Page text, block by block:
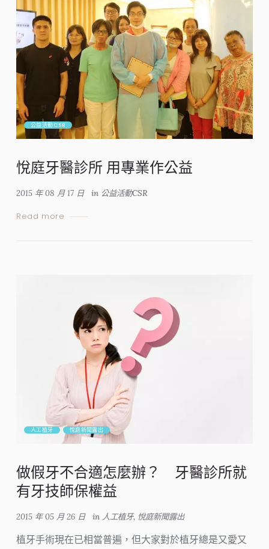
公益活動CSR
悅庭牙醫診所 用專業作公益
2015 年 08 月 17 日 in 公益活動CSR
Read more
人工植牙 悅庭新聞露出
做假牙不合適怎麼辦？ 牙醫診所就
有牙技師保權益
2015 年 05 月 26 日 in 人工植牙, 悅庭新聞露出
植牙手術現在已相當普遍，但大家對於植牙總是又愛又